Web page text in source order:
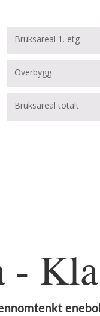
Bruksareal 1. etg
Overbygg
Bruksareal totalt
-